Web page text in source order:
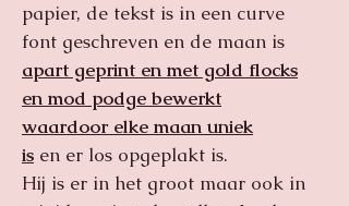
papier, de tekst is in een curve
font geschreven en de maan is
apart geprint en met gold flocks
en mod podge bewerkt
waardoor elke maan uniek
is en er los opgeplakt is.
Hij is er in het groot maar ook in